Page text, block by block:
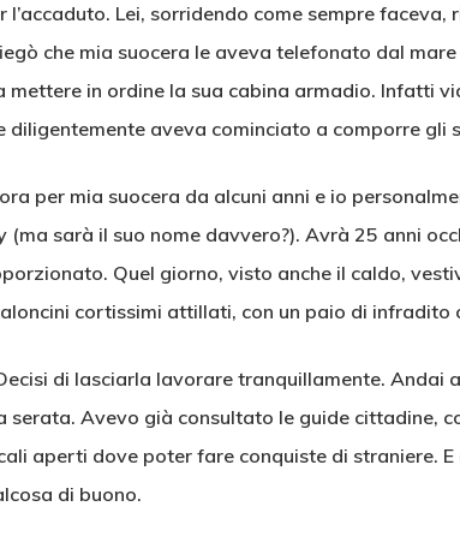
l’accaduto. Lei, sorridendo come sempre
che mia suocera le aveva telefonato dal
mettere in ordine la sua cabina armadio. Infatti
diligentemente aveva cominciato a comporre gli
per mia suocera da alcuni anni e io
(ma sarà il suo nome davvero?). Avrà 25 anni
Quel giorno, visto anche il caldo,
cortissimi attillati, con un paio di infradito
di lasciarla lavorare tranquillamente. Andai
serata. Avevo già consultato le guide cittadine,
aperti dove poter fare conquiste di straniere.
di buono.